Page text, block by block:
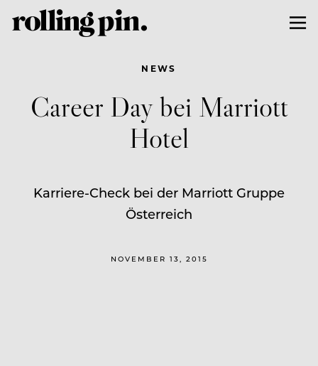
NEWS
Career Day bei Marriott
Hotel
Karriere-Check bei der Marriott Gruppe
Österreich
NOVEMBER 13, 2015